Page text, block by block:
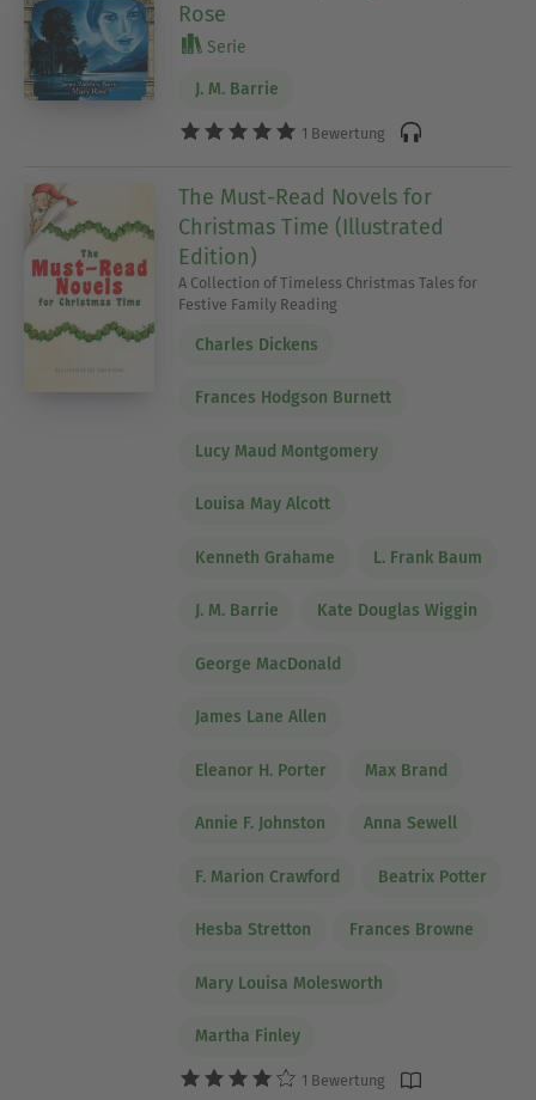
Rose
Serie
J. M. Barrie
1 Bewertung
The Must-Read Novels for
Christmas Time (Illustrated
Edition)
A Collection of Timeless Christmas Tales for
Festive Family Reading
Charles Dickens
Frances Hodgson Burnett
Lucy Maud Montgomery
Louisa May Alcott
Kenneth Grahame L. Frank Baum
J. M. Barrie Kate Douglas Wiggin
George MacDonald
James Lane Allen
Eleanor H. Porter Max Brand
Annie F. Johnston Anna Sewell
F. Marion Crawford Beatrix Potter
Hesba Stretton Frances Browne
Mary Louisa Molesworth
Martha Finley
1 Bewertung